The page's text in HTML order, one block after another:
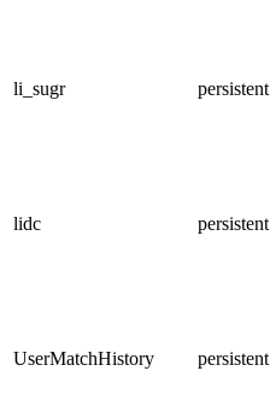
li_sugr persistent
lidc persistent
UserMatchHistory persistent